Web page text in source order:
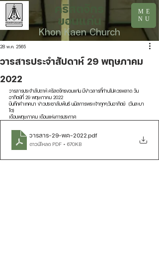
ME
NU
คริสตจักร
ขอนแก่น
Khon Kaen Church
วารสารประจำสัปดาห์ 29 พฤษภาคม
2022
28 พ.ค. 2565
วารสารประจำสัปดาห์ คริสตจักรขอนแก่น มีข่าวสารที่ท่านไม่ควรพลาด วัน
อาทิตย์ที่ 29 พฤษภาคม 2022
บันทึกคำเทศนา ข่าวประชาสัมพันธ์ นมัสการพระเจ้าทุกๆวันอาทิตย์  (วันสะบา
โต)
เดือนพฤษภาคม เดือนแห่งการประกาศ
วารสาร-29-พค-2022.pdf
ดาวน์โหลด PDF • 670KB